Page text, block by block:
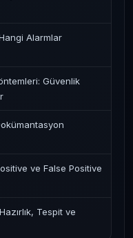
Alarmlar
Güvenlik
ve False Positive
Tespit ve